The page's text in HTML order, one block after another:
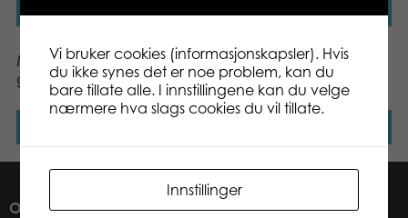
Mölkky® GO throwing
game
Pro Poker Texas Hold’em
OM OSS
Vi bruker cookies (informasjonskapsler). Hvis
du ikke synes det er noe problem, kan du
bare tillate alle. I innstillingene kan du velge
nærmere hva slags cookies du vil tillate.
Innstillinger